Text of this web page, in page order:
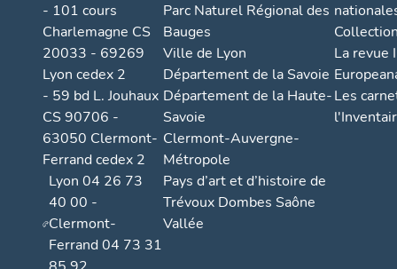
- 101 cours
Charlemagne CS
20033 - 69269
Lyon cedex 2
- 59 bd L. Jouhaux
CS 90706 -
63050 Clermont-
Ferrand cedex 2
Lyon 04 26 73
40 00 -
Clermont-
Ferrand 04 73 31
Parc Naturel Régional des
Bauges
Ville de Lyon
Département de la Savoie
Département de la Haute-
Savoie
Clermont-Auvergne-
Métropole
Pays d’art et d’histoire de
Trévoux Dombes Saône
Vallée
La revue
Les